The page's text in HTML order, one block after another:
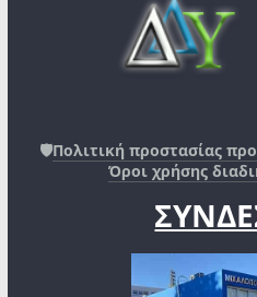
🛡️Πολιτική προστασίας
Όροι χρήσης